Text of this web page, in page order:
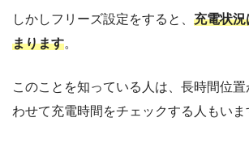
しかしフリーズ設定をすると、 充電状況
まります。
このことを知っている人は、長時間位
わせて充電時間をチェックする人もいま